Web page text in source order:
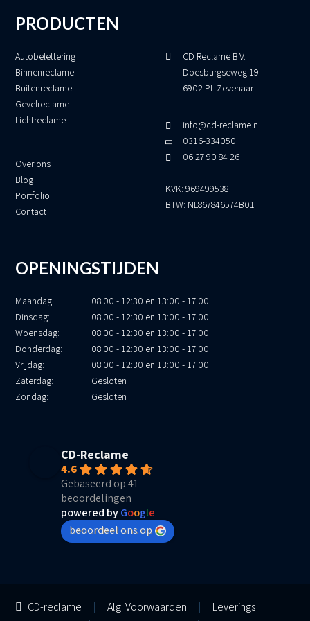
PRODUCTEN
Autobelettering
Binnenreclame
Buitenreclame
Gevelreclame
Lichtreclame
Over ons
Blog
Portfolio
Contact
CD Reclame B.V.
Doesburgseweg 19
6902 PL Zevenaar
info@cd-reclame.nl
0316-334050
06 27 90 84 26
KVK: 969499538
BTW: NL867846574B01
OPENINGSTIJDEN
Maandag:
08.00 - 12:30 en 13:00 - 17.00
Dinsdag:
08.00 - 12:30 en 13:00 - 17.00
Woensdag:
08.00 - 12:30 en 13:00 - 17.00
Donderdag:
08.00 - 12:30 en 13:00 - 17.00
Vrijdag:
08.00 - 12:30 en 13:00 - 17.00
Zaterdag:
Gesloten
Zondag:
Gesloten
CD-Reclame
4.6
Gebaseerd op 41
beoordelingen
powered byGoogle
beoordeel ons op
CD-reclame | Alg. Voorwaarden |
Leverings